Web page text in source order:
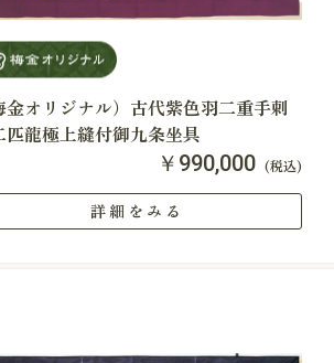
金オリジナル）古代紫色羽二重手刺
匹龍極上縫付御九条坐具
￥990,000 (税込)
詳細をみる